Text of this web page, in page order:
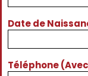
Date de
Téléphone